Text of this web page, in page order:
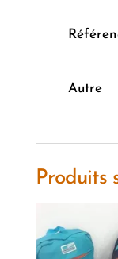
Autre
Produits